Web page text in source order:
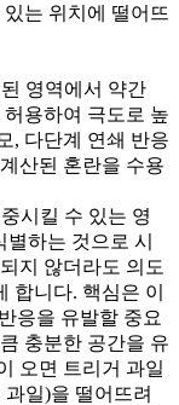
는 위치에 떨어뜨
영역에서 약간
용하여 극도로 높
, 다단계 연쇄 반응
산된 혼란을 수용
시킬 수 있는 영
하는 것으로 시
지 않더라도 의도
합니다. 핵심은 이
응을 유발할 중요
충분한 공간을 유
오면 트리거 과일
일)을 떨어뜨려